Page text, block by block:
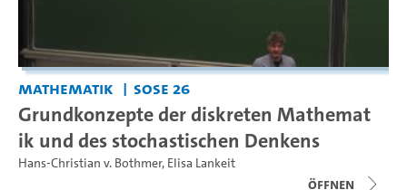
Mathematik SoSe 26
Grundkonzepte der diskreten Mathemat
ik und des stochastischen Denkens
Hans-Christian v. Bothmer, Elisa Lankeit
Öffnen